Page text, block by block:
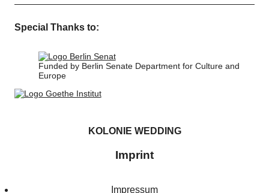
Andreas Wolf
Photo-Blog
Contact
Special Thanks to:
Funded by Berlin Senate Department for Culture and
Europe
KOLONIE WEDDING
Imprint
Impressum